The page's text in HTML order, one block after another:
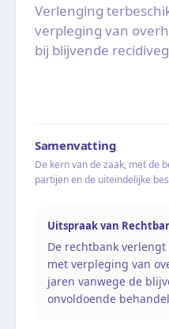
Verlenging
verpleging van
bij blijvende
Samenvatting
De kern van de zaak, met de
partijen en de uiteindelijke
Uitspraak van
De rechtbank
met verpleging van
jaren vanwege de
onvoldoende